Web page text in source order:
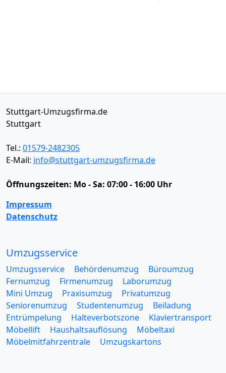
Stuttgart-Umzugsfirma.de
Stuttgart
Tel.: 01579-2482305
E-Mail: info@stuttgart-umzugsfirma.de
Öffnungszeiten: Mo - Sa: 07:00 - 16:00 Uhr
Impressum
Datenschutz
Umzugsservice
Umzugsservice Behördenumzug
Büroumzug
Fernumzug
Firmenumzug
Laborumzug
Mini Umzug
Praxisumzug
Privatumzug
Seniorenumzug
Studentenumzug
Beiladung
Entrümpelung
Halteverbotszone
Klaviertransport
Möbellift
Haushaltsauflösung
Möbeltaxi
Möbelmitfahrzentrale
Umzugskartons